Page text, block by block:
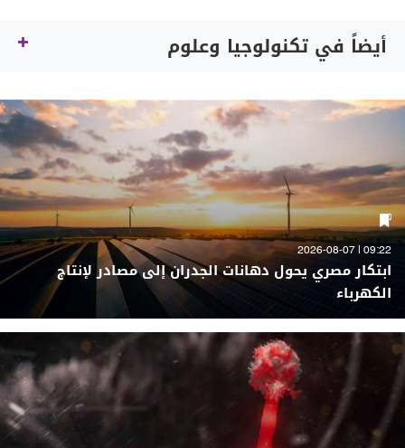
أيضاً في تكنولوجيا وعلوم
09:22 | 2026-08-07
ابتكار مصري يحول دهانات الجدران إلى مصادر لإنتاج
الكهرباء